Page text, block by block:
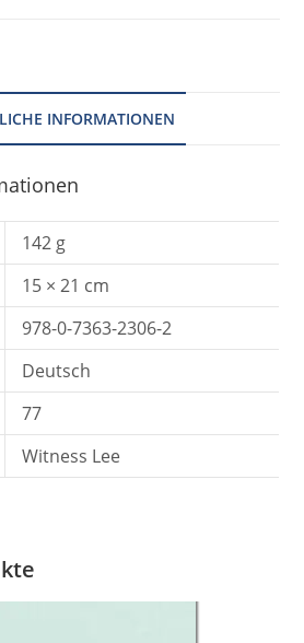
INFORMATIONEN
142 g
15 × 21 cm
978-0-7363-2306-2
Deutsch
77
Witness Lee